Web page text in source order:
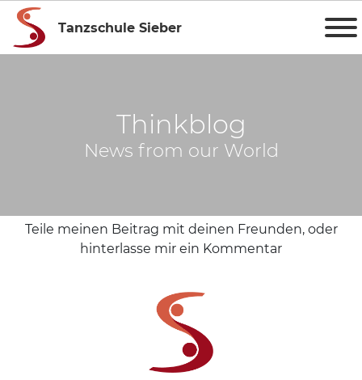
Tanzschule Sieber
Thinkblog
News from our World
Teile meinen Beitrag mit deinen Freunden, oder
hinterlasse mir ein Kommentar